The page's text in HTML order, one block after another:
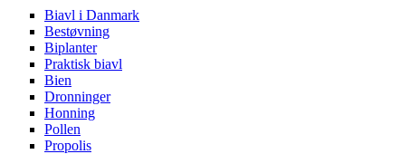
Biavl i Danmark
Bestøvning
Biplanter
Praktisk biavl
Bien
Dronninger
Honning
Pollen
Propolis